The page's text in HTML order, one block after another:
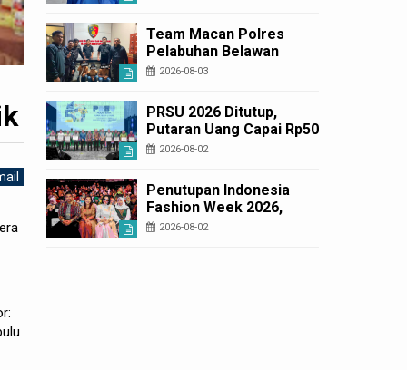
Layanan Cepat dan
Murah
Team Macan Polres
Pelabuhan Belawan
Amankan Tiga Anggota
Pasar 9
2026-08-03
PRSU 2026 Ditutup,
Putaran Uang Capai Rp50
Miliar
2026-08-02
Penutupan Indonesia
Fashion Week 2026,
Bobby Nasution: Sumut
2026-08-02